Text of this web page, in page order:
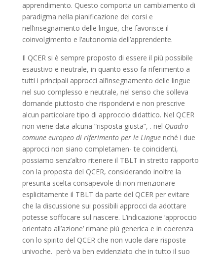
apprendimento. Questo comporta un cambiamento di
paradigma nella pianificazione dei corsi e
nell’insegnamento delle lingue, che favorisce il
coinvolgimento e l’autonomia dell’apprendente.
Il QCER si è sempre proposto di essere il più possibile
esaustivo e neutrale, in quanto esso fa riferimento a
tutti i principali approcci all’insegnamento delle lingue
nel suo complesso e neutrale, nel senso che solleva
domande piuttosto che rispondervi e non prescrive
alcun particolare tipo di approccio didattico. Nel QCER
non viene data alcuna “risposta giusta”, . nel Quadro
comune europeo di riferimento per le Lingue nché i due
approcci non siano completamen- te coincidenti,
possiamo senz’altro ritenere il TBLT in stretto rapporto
con la proposta del QCER, considerando inoltre la
presunta scelta consapevole di non menzionare
esplicitamente il TBLT da parte del QCER per evitare
che la discussione sui possibili approcci da adottare
potesse soffocare sul nascere. L’indicazione ‘approccio
orientato all’azione’ rimane più generica e in coerenza
con lo spirito del QCER che non vuole dare risposte
univoche. però va ben evidenziato che in tutto il suo